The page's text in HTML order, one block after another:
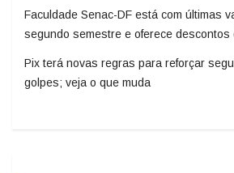
Faculdade Senac-DF está com últimas
segundo semestre e oferece descontos
Pix terá novas regras para reforçar
golpes; veja o que muda